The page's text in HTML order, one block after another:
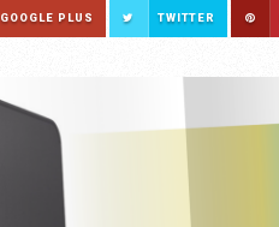
GOOGLE PLUS TWITTER